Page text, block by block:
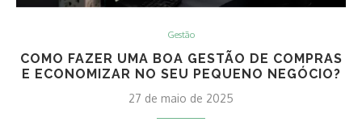
Gestão
COMO FAZER UMA BOA GESTÃO DE COMPRAS
E ECONOMIZAR NO SEU PEQUENO NEGÓCIO?
27 de maio de 2025